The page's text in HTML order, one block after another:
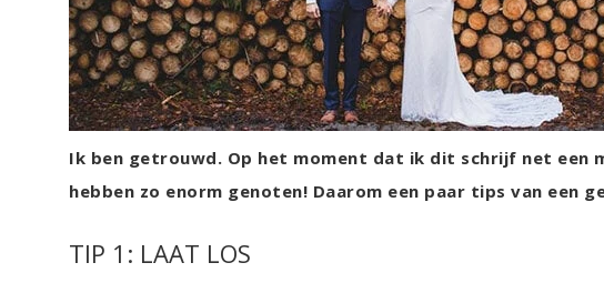
Ik ben getrouwd. Op het moment dat ik dit schrijf net een
hebben zo enorm genoten! Daarom een paar tips van een
TIP 1: LAAT LOS